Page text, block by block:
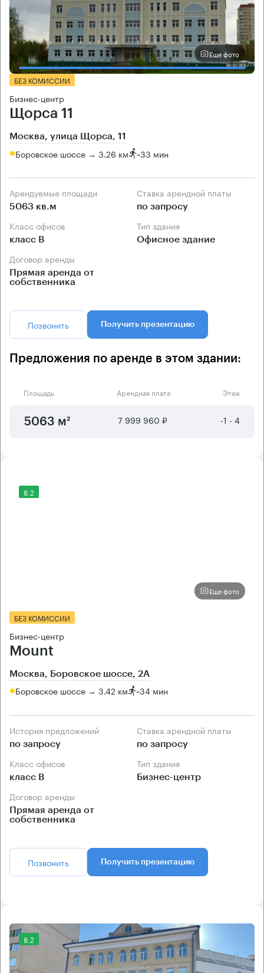
Еще фото
БЕЗ КОМИССИИ
Бизнес-центр
Щорса 11
Москва, улица Щорса, 11
Боровское шоссе → 3.26 км ~33 мин
Арендуемые площади
5063 кв.м
Ставка арендной платы
по запросу
Класс офисов
класс B
Тип здания
Офисное здание
Договор аренды
Прямая аренда от
собственника
Позвонить Получить презентацию
Предложения по аренде в этом здании:
Площадь Арендная плата Этаж
5063 м² 7 999 960 ₽ -1 - 4
8.2
Еще фото
БЕЗ КОМИССИИ
Бизнес-центр
Mount
Москва, Боровское шоссе, 2А
Боровское шоссе → 3.42 км ~34 мин
История предложений
по запросу
Ставка арендной платы
по запросу
Класс офисов
класс B
Тип здания
Бизнес-центр
Договор аренды
Прямая аренда от
собственника
Позвонить Получить презентацию
8.2